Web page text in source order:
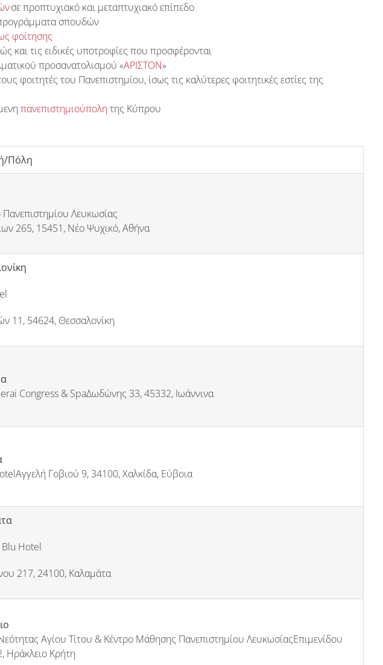
σε προπτυχιακό και μεταπτυχιακό επίπεδο
σπουδών
φοίτησης
και τις ειδικές υποτροφίες που προσφέρονται
προσανατολισμού «ΑΡΙΣΤΟΝ»
φοιτητές του Πανεπιστημίου, ίσως τις καλύτερες φοιτητικές εστίες της
πανεπιστημιούπολητης Κύπρου
Πόλη
Πανεπιστημίου Λευκωσίας
265, 15451, Νέο Ψυχικό, Αθήνα
11, 54624, Θεσσαλονίκη
Congress & SpaΔωδώνης 33, 45332, Ιωάννινα
Γοβιού 9, 34100, Χαλκίδα, Εύβοια
Hotel
217, 24100, Καλαμάτα
Αγίου Τίτου & Κέντρο Μάθησης Πανεπιστημίου ΛευκωσίαςΕπιμενίδου
Ηράκλειο Κρήτη